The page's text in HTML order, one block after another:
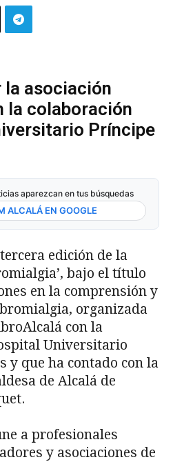
la asociación
la colaboración
Príncipe
aparezcan en tus búsquedas
ALCALÁ EN GOOGLE
edición de la
bajo el título
en la comprensión y
organizada
con la
Universitario
y que ha contado con la
de Alcalá de
a profesionales
y asociaciones de